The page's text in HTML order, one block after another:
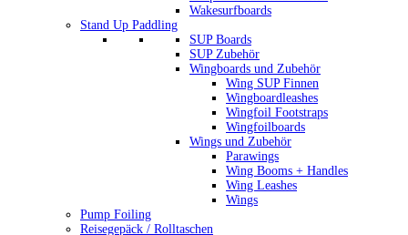
Wakesurfboards
Stand Up Paddling
SUP Boards
SUP Zubehör
Wingboards und Zubehör
Wing SUP Finnen
Wingboardleashes
Wingfoil Footstraps
Wingfoilboards
Wings und Zubehör
Parawings
Wing Booms + Handles
Wing Leashes
Wings
Pump Foiling
Reisegepäck / Rolltaschen